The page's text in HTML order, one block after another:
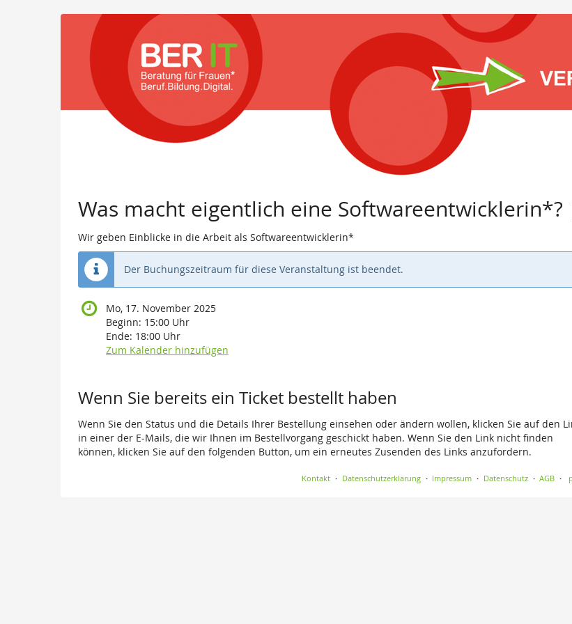
Was macht eigentlich eine Softwareentwicklerin*?
Wir geben Einblicke in die Arbeit als Softwareentwicklerin*
Der Buchungszeitraum für diese Veranstaltung ist beendet.
Mo, 17. November 2025
Beginn: 15:00 Uhr
Ende: 18:00 Uhr
Zum Kalender hinzufügen
Wenn Sie bereits ein Ticket bestellt haben
Wenn Sie den Status und die Details Ihrer Bestellung einsehen oder ändern wollen, klicken Sie auf den
in einer der E-Mails, die wir Ihnen im Bestellvorgang geschickt haben. Wenn Sie den Link nicht finden
können, klicken Sie auf den folgenden Button, um ein erneutes Zusenden des Links anzufordern.
Kontakt Datenschutzerklärung Impressum Datenschutz AGB